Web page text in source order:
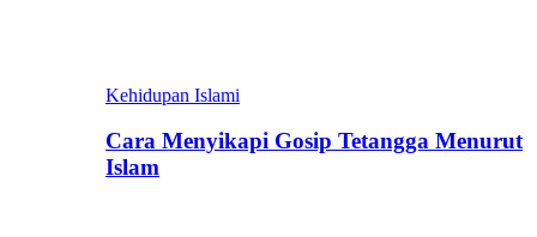
Kehidupan Islami
Cara Menyikapi Gosip Tetangga Menurut
Islam